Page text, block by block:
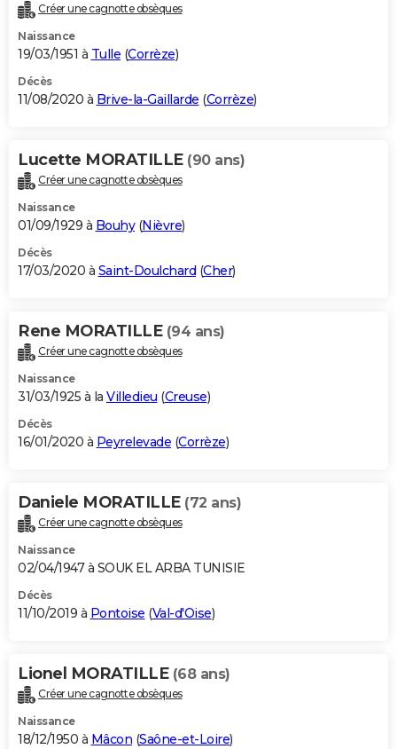
Créer une cagnotte obsèques
Naissance
19/03/1951 à Tulle (Corrèze)
Décès
11/08/2020 à Brive-la-Gaillarde (Corrèze)
Lucette MORATILLE (90 ans)
Créer une cagnotte obsèques
Naissance
01/09/1929 à Bouhy(Nièvre)
Décès
17/03/2020 à Saint-Doulchard (Cher)
Rene MORATILLE (94 ans)
Créer une cagnotte obsèques
Naissance
31/03/1925 à la Villedieu (Creuse)
Décès
16/01/2020 à Peyrelevade (Corrèze)
Daniele MORATILLE (72 ans)
Créer une cagnotte obsèques
Naissance
02/04/1947 à SOUK EL ARBA TUNISIE
Décès
11/10/2019 à Pontoise (Val-d'Oise)
Lionel MORATILLE (68 ans)
Créer une cagnotte obsèques
Naissance
18/12/1950 à Mâcon (Saône-et-Loire)